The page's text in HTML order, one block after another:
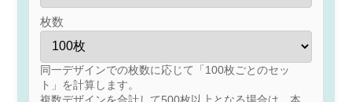
枚数
同一デザインでの枚数に応じて「100枚ごとのセッ
ト」を計算します。